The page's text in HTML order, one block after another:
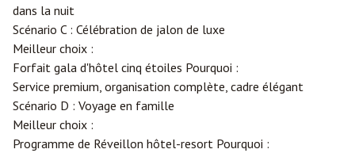
dans la nuit
Scénario C : Célébration de jalon de luxe
Meilleur choix :
Forfait gala d'hôtel cinq étoiles Pourquoi :
Service premium, organisation complète, cadre élégant
Scénario D : Voyage en famille
Meilleur choix :
Programme de Réveillon hôtel-resort Pourquoi :